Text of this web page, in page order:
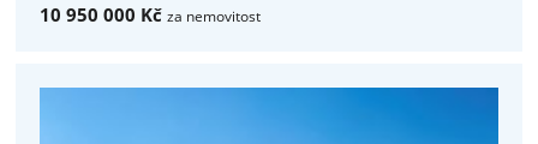
10 950 000 Kč za nemovitost